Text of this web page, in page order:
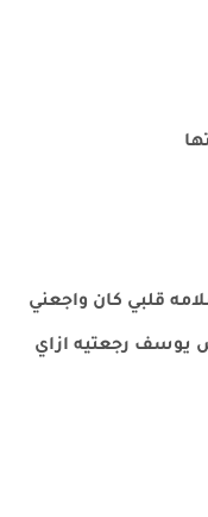
قلبي كان واجعني
يوسف رجعتيه ازاي